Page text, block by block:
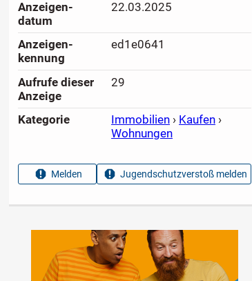
Anzeigen­
datum
22.03.2025
Anzeigen­
kennung
ed1e0641
Aufrufe dieser
Anzeige
29
Kategorie Immobilien › Kaufen ›
Wohnungen
Melden Jugendschutzverstoß melden